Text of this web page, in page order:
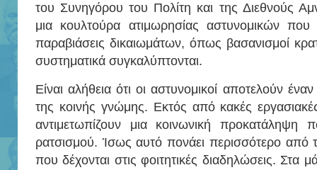
του Συνηγόρου του Πολίτη και της Διεθνούς
μια κουλτούρα ατιμωρησίας αστυνομικών
παραβιάσεις δικαιωμάτων, όπως βασανισμοί
συστηματικά συγκαλύπτονται.
Είναι αλήθεια ότι οι αστυνομικοί αποτελούν
της κοινής γνώμης. Εκτός από κακές
αντιμετωπίζουν μια κοινωνική προκατάληψη
ρατσισμού. Ίσως αυτό πονάει περισσότερο από
που δέχονται στις φοιτητικές διαδηλώσεις. Στα